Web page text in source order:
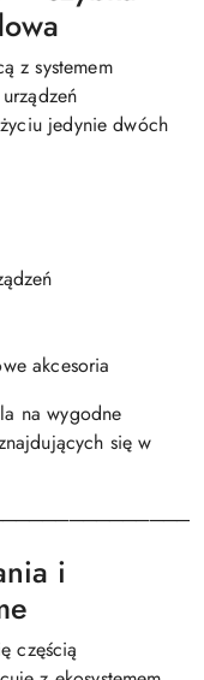
z systemem
jedynie dwóch
akcesoria
na wygodne
się w
i
częścią